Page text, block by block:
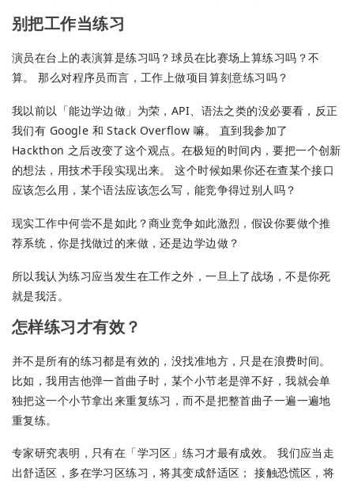
别把工作当练习
演员在台上的表演算是练习吗？球员在比赛场上算练习吗？不
算。 那么对程序员而言，工作上做项目算刻意练习吗？
我以前以「能边学边做」为荣，API、语法之类的没必要看，反正
我们有 Google 和 Stack Overflow 嘛。 直到我参加了
Hackthon 之后改变了这个观点。在极短的时间内，要把一个创新
的想法，用技术手段实现出来。 这个时候如果你还在查某个接口
应该怎么用，某个语法应该怎么写，能竞争得过别人吗？
现实工作中何尝不是如此？商业竞争如此激烈，假设你要做个推
荐系统，你是找做过的来做，还是边学边做？
所以我认为练习应当发生在工作之外，一旦上了战场，不是你死
就是我活。
怎样练习才有效？
并不是所有的练习都是有效的，没找准地方，只是在浪费时间。
比如，我用吉他弹一首曲子时，某个小节老是弹不好，我就会单
独把这一个小节拿出来重复练习，而不是把整首曲子一遍一遍地
重复练。
专家研究表明，只有在「学习区」练习才最有成效。 我们应当走
出舒适区，多在学习区练习，将其变成舒适区； 接触恐慌区，将